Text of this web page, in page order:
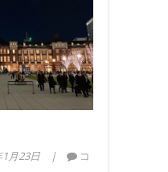
1月23日
コ